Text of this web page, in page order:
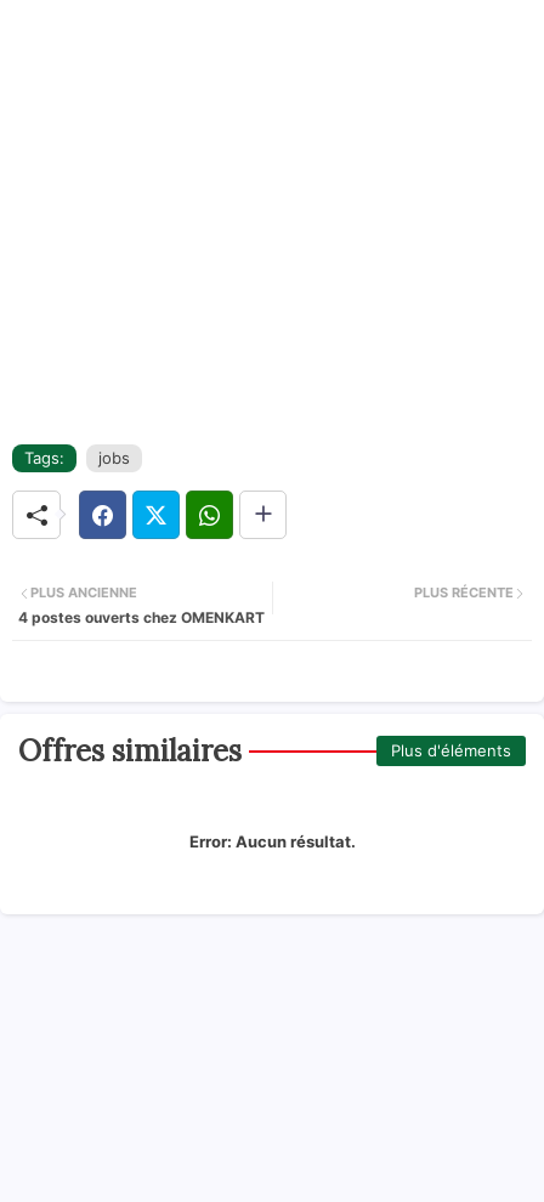
Tags: jobs
PLUS RÉCENTE
PLUS ANCIENNE
4 postes ouverts chez OMENKART
Offres similaires Plus d'éléments
Error: Aucun résultat.